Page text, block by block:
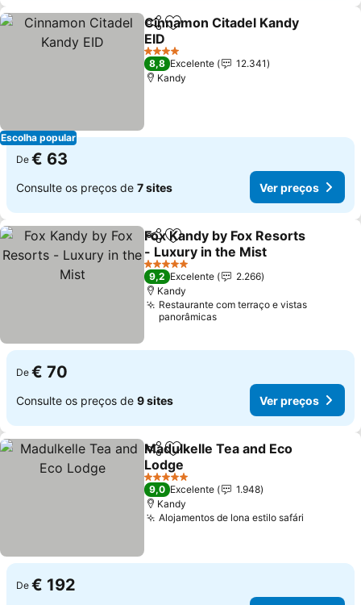
Escolha popular
PartilharAdicionar aos favoritos
Cinnamon Citadel Kandy
EID
Ver preços
4 Estrelas
8,8 Excelente
12.341
Kandy
De € 63
Consulte os preços de 7 sites Ver preços
PartilharAdicionar aos favoritos
Fox Kandy by Fox Resorts
- Luxury in the Mist
Ver preços
5 Estrelas
9,2 Excelente
2.266
Kandy
Restaurante com terraço e vistas
panorâmicas
De € 70
Consulte os preços de 9 sites Ver preços
PartilharAdicionar aos favoritos
Madulkelle Tea and Eco
Lodge
Ver preços
5 Estrelas
9,0 Excelente
1.948
Kandy
Alojamentos de lona estilo safári
De € 192